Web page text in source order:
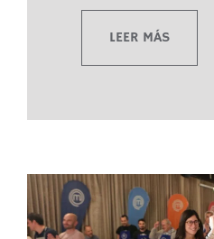
LEER MÁS